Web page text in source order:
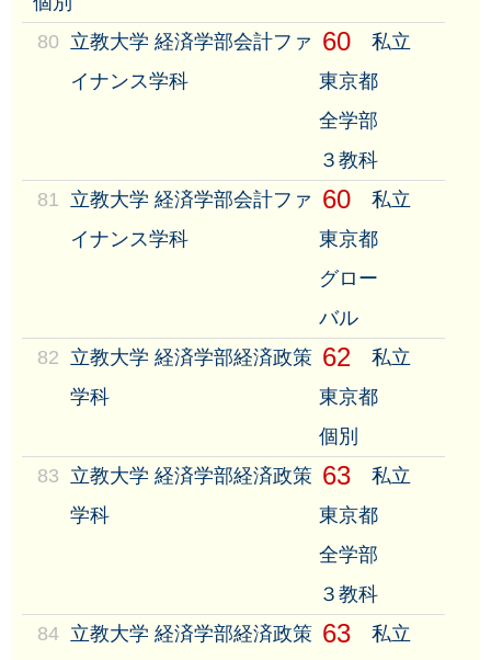
80 立教大学 経済学部会計ファ
イナンス学科
60
私立
東京都
全学部
３教科
81
立教大学 経済学部会計ファ
イナンス学科
60
私立
東京都
グロー
バル
82 立教大学 経済学部経済政策
学科
62
私立
東京都
個別
83 立教大学 経済学部経済政策
学科
63
私立
東京都
全学部
３教科
84 立教大学 経済学部経済政策 63
私立